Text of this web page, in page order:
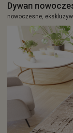
Dywan
nowoczesne,